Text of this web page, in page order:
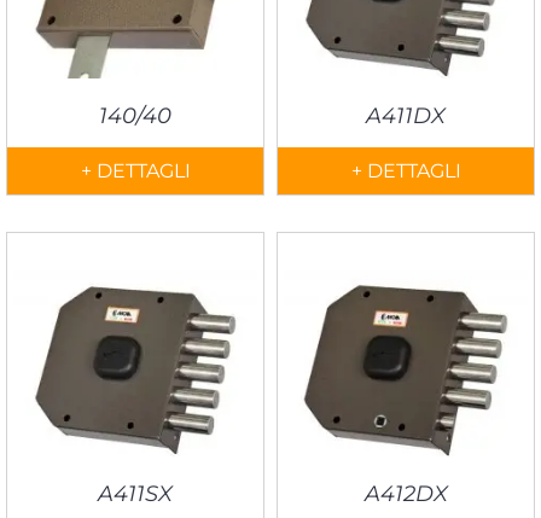
140/40
+ DETTAGLI
A411DX
+ DETTAGLI
A411SX A412DX